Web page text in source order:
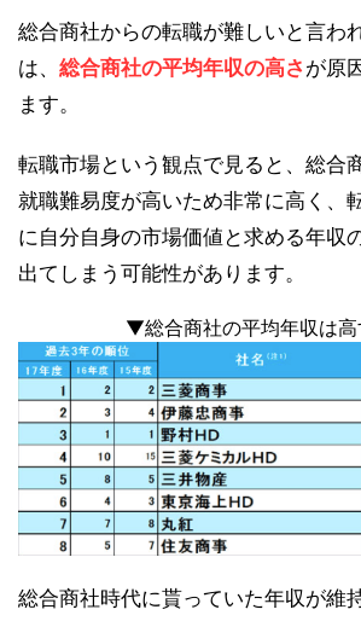
総合商社からの転職が難しいと言わ
は、 総合商社の平均年収の高さ が原
ます。
転職市場という観点で見ると、総合
就職難易度が高いため非常に高く、
に自分自身の市場価値と求める年収
出てしまう可能性があります。
▼総合商社の平均年収は高
総合商社時代に貰っていた年収が維